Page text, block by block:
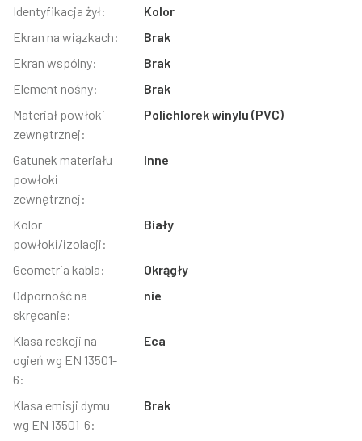
Identyfikacja żył:
Kolor
Ekran na wiązkach:
Brak
Ekran wspólny:
Brak
Element nośny:
Brak
Materiał powłoki
zewnętrznej:
Polichlorek winylu (PVC)
Gatunek materiału
powłoki
zewnętrznej:
Inne
Kolor
powłoki/izolacji:
Biały
Geometria kabla:
Okrągły
Odporność na
skręcanie:
nie
Klasa reakcji na
ogień wg EN 13501-
6:
Eca
Klasa emisji dymu
wg EN 13501-6:
Brak